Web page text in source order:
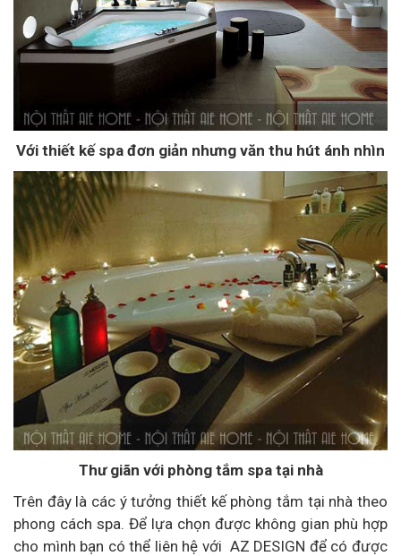
Với thiết kế spa đơn giản nhưng văn thu hút ánh nhìn
Thư giãn với phòng tắm spa tại nhà
Trên đây là các ý tưởng thiết kế phòng tắm tại nhà theo
phong cách spa. Để lựa chọn được không gian phù hợp
cho mình bạn có thể liên hệ với AZ DESIGN để có được